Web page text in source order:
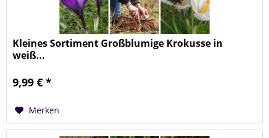
Kleines Sortiment Großblumige Krokusse in
weiß...
9,99 € *
Merken